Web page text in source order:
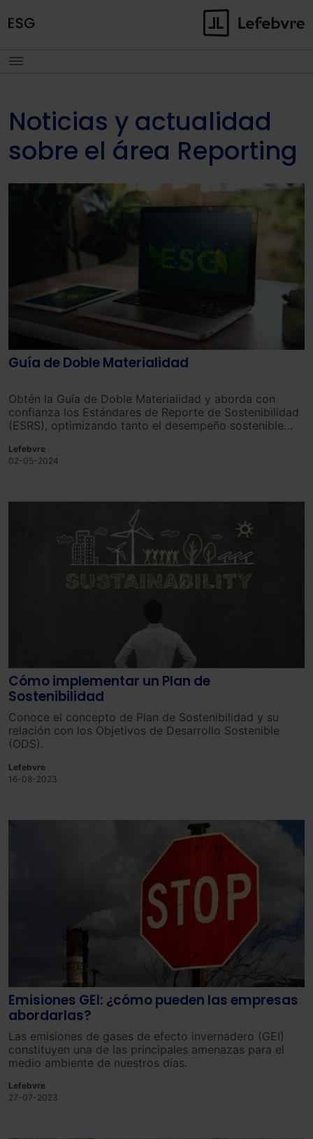
Noticias y actualidad
sobre el área Reporting
Guía de Doble Materialidad
Obtén la Guía de Doble Materialidad y aborda con
confianza los Estándares de Reporte de Sostenibilidad
(ESRS), optimizando tanto el desempeño sostenible
Lefebvre
02-05-2024
Cómo implementar un Plan de
Sostenibilidad
Conoce el concepto de Plan de Sostenibilidad y su
relación con los Objetivos de Desarrollo Sostenible
(ODS).
Lefebvre
16-08-2023
Emisiones GEI: ¿cómo pueden las empresas
abordarlas?
Las emisiones de gases de efecto invernadero (GEI)
constituyen una de las principales amenazas para el
medio ambiente de nuestros días.
Lefebvre
27-07-2023